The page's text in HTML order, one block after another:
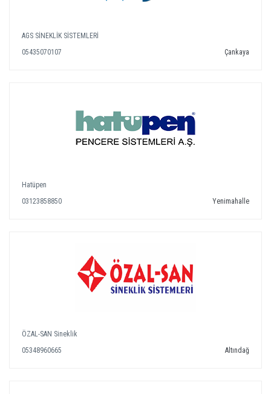
AGS SİNEKLİK SİSTEMLERİ
05435070107
Çankaya
Hatüpen
03123858850
Yenimahalle
ÖZAL-SAN Sineklik
05348960665
Altındağ